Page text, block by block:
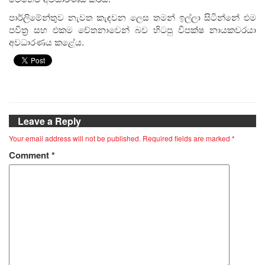
පාර්ලිමේන්තුව නැවත කැඳවන ලෙස තමන් ඉල්ලා සිටින්නේ එම
පවිත්‍ර සහ එකම චේතනාවෙන් බව හිටපු විපක්ෂ නායකවරයා
අවධාරණය කළේය.
Leave a Reply
Your email address will not be published. Required fields are marked *
Comment*